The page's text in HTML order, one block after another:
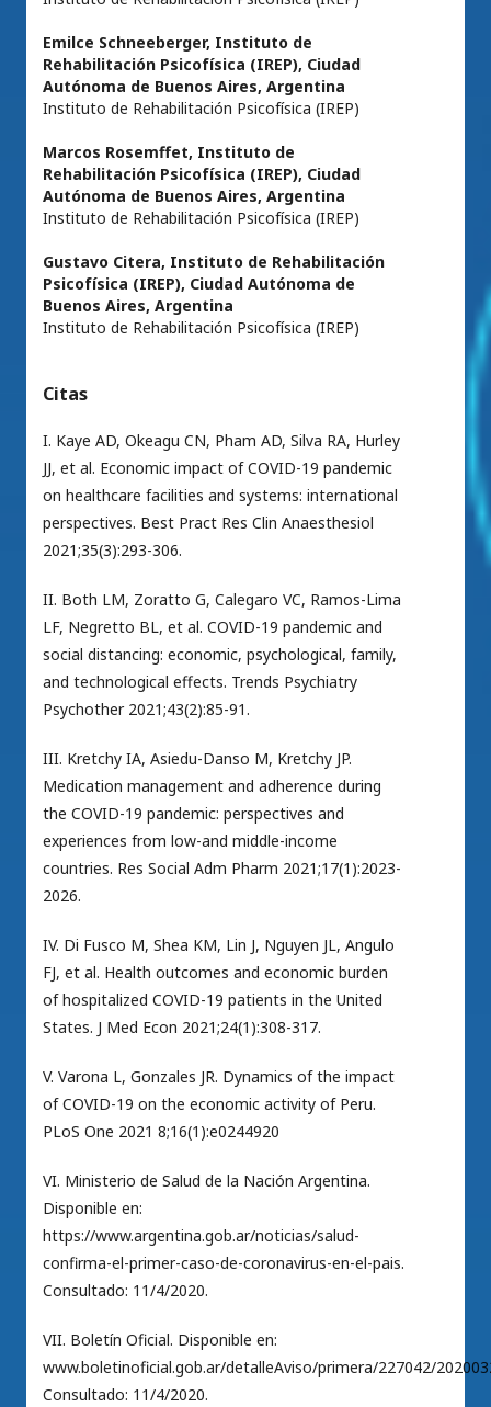
Emilce Schneeberger, Instituto de
Rehabilitación Psicofísica (IREP), Ciudad
Autónoma de Buenos Aires, Argentina
Instituto de Rehabilitación Psicofísica (IREP)
Marcos Rosemffet, Instituto de
Rehabilitación Psicofísica (IREP), Ciudad
Autónoma de Buenos Aires, Argentina
Instituto de Rehabilitación Psicofísica (IREP)
Gustavo Citera, Instituto de Rehabilitación
Psicofísica (IREP), Ciudad Autónoma de
Buenos Aires, Argentina
Instituto de Rehabilitación Psicofísica (IREP)
Citas
I. Kaye AD, Okeagu CN, Pham AD, Silva RA, Hurley
JJ, et al. Economic impact of COVID-19 pandemic
on healthcare facilities and systems: international
perspectives. Best Pract Res Clin Anaesthesiol
2021;35(3):293-306.
II. Both LM, Zoratto G, Calegaro VC, Ramos-Lima
LF, Negretto BL, et al. COVID-19 pandemic and
social distancing: economic, psychological, family,
and technological effects. Trends Psychiatry
Psychother 2021;43(2):85-91.
III. Kretchy IA, Asiedu-Danso M, Kretchy JP.
Medication management and adherence during
the COVID-19 pandemic: perspectives and
experiences from low-and middle-income
countries. Res Social Adm Pharm 2021;17(1):2023-
2026.
IV. Di Fusco M, Shea KM, Lin J, Nguyen JL, Angulo
FJ, et al. Health outcomes and economic burden
of hospitalized COVID-19 patients in the United
States. J Med Econ 2021;24(1):308-317.
V. Varona L, Gonzales JR. Dynamics of the impact
of COVID-19 on the economic activity of Peru.
PLoS One 2021 8;16(1):e0244920
VI. Ministerio de Salud de la Nación Argentina.
Disponible en:
https://www.argentina.gob.ar/noticias/salud-
confirma-el-primer-caso-de-coronavirus-en-el-pais.
Consultado: 11/4/2020.
VII. Boletín Oficial. Disponible en:
www.boletinoficial.gob.ar/detalleAviso/primera/227042/
Consultado: 11/4/2020.